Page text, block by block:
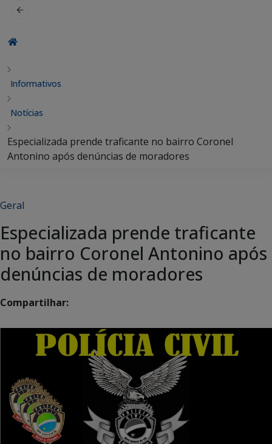
Informativos
Notícias
Especializada prende traficante no bairro Coronel
Antonino após denúncias de moradores
Geral
Especializada prende traficante
no bairro Coronel Antonino após
denúncias de moradores
Compartilhar: